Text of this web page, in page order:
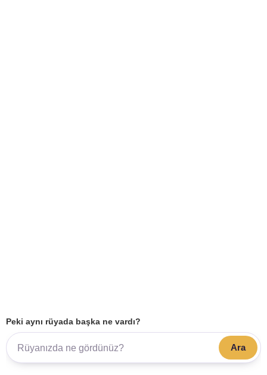
Peki aynı rüyada başka ne vardı?
Ara